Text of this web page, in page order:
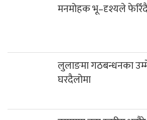
मनमोहक भू–दृश्यले
लुलाङमा गठबन्धनका
घरदैलोमा